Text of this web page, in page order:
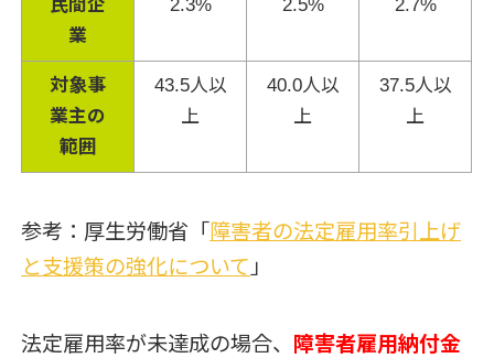
民間企
業
2.3% 2.5% 2.7%
対象事
業主の
範囲
43.5人以
上
40.0人以
上
37.5人以
上
参考：厚生労働省「 障害者の法定雇用率引上げ
と支援策の強化について 」
法定雇用率が未達成の場合、
障害者雇用納付金